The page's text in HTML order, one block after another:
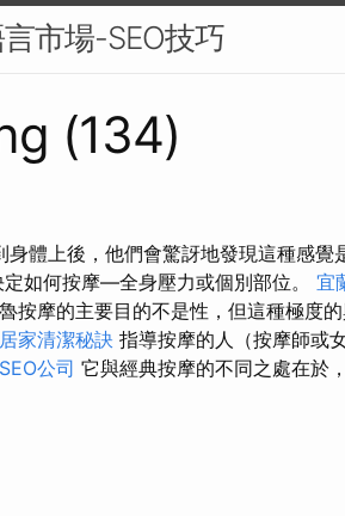
市場-SEO技巧
(134)
體上後，他們會驚訝地發現這種感覺
如何按摩—全身壓力或個別部位。 宜
按摩的主要目的不是性，但這種極度
居家清潔秘訣 指導按摩的人（按摩師或
公司 它與經典按摩的不同之處在於